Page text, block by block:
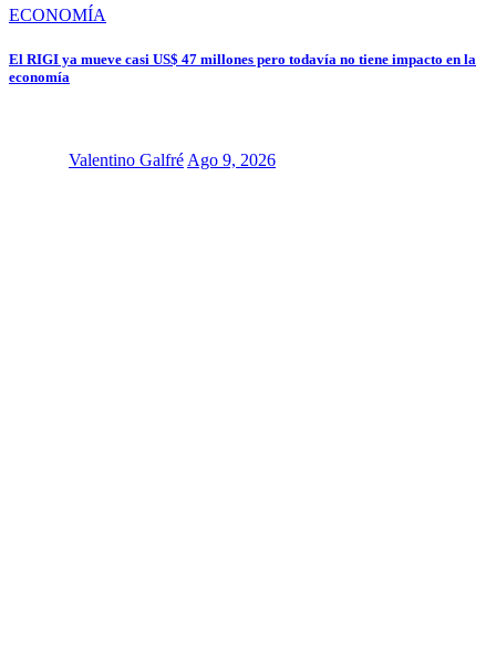
ECONOMÍA
El RIGI ya mueve casi US$ 47 millones pero todavía no tiene impacto en la
economía
Valentino Galfré Ago 9, 2026